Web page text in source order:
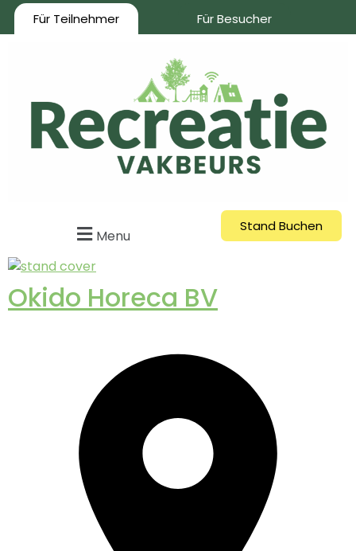
Für Teilnehmer Für Besucher
Menu
Stand Buchen
Okido Horeca BV